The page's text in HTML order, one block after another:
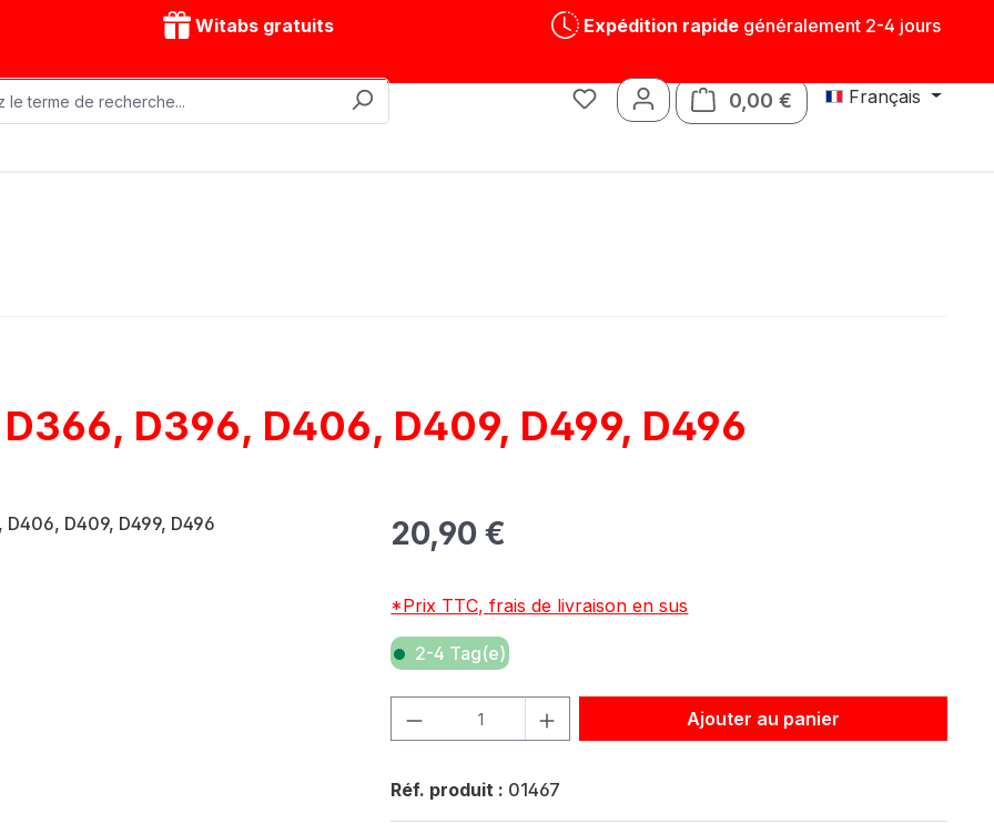
Witabs gratuits Expédition rapidegénéralement 2-4 jours
0,00 € Le panier contient 0
Français
mobiles Accessoires Modèles d'entraînement Pièces détachées
D396, D406, D409, D499, D496
Prix régulier :
20,90 €
*Prix TTC, frais de livraison en sus
2-4 Tag(e)
Quantité de produit : Entrez la quantité souhaitée ou utilisez les
Ajouter au panier
Réf. produit : 01467